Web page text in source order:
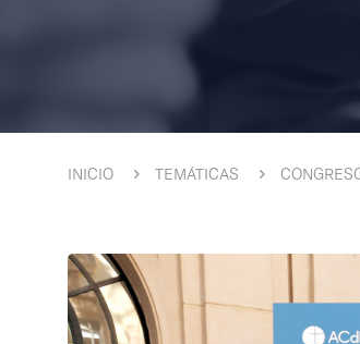
INICIO TEMÁTICAS